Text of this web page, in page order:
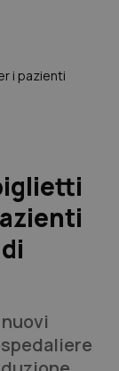
i pazienti